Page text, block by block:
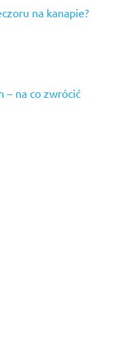
na kanapie?
na co zwrócić